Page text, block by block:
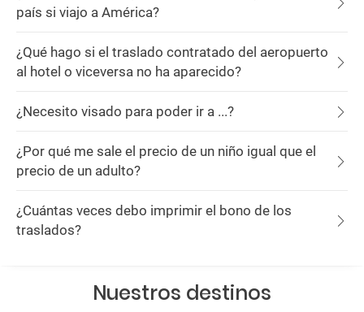
país si viajo a América?
¿Qué hago si el traslado contratado del aeropuerto
al hotel o viceversa no ha aparecido?
¿Necesito visado para poder ir a ...?
¿Por qué me sale el precio de un niño igual que el
precio de un adulto?
¿Cuántas veces debo imprimir el bono de los
traslados?
Nuestros destinos